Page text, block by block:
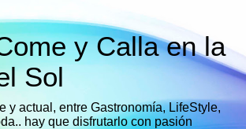
y Calla en la
Sol
y actual, entre Gastronomía, LifeStyle,
hay que disfrutarlo con pasión